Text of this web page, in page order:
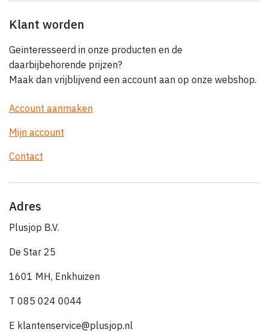
Klant worden
Geïnteresseerd in onze producten en de
daarbijbehorende prijzen?
Maak dan vrijblijvend een account aan op onze webshop.
Account aanmaken
Mijn account
Contact
Adres
Plusjop B.V.
De Star 25
1601 MH, Enkhuizen
T 085 024 0044
E klantenservice@plusjop.nl